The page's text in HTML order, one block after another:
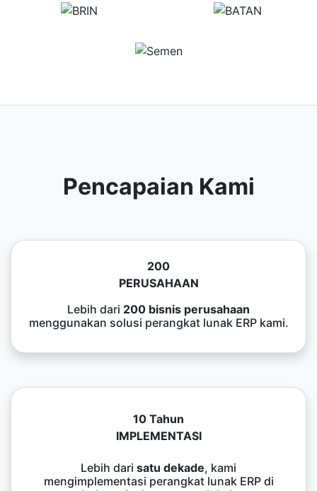
Pencapaian Kami
200
PERUSAHAAN
Lebih dari 200 bisnis perusahaan
menggunakan solusi perangkat lunak ERP kami.
10 Tahun
IMPLEMENTASI
Lebih dari satu dekade, kami
mengimplementasi perangkat lunak ERP di